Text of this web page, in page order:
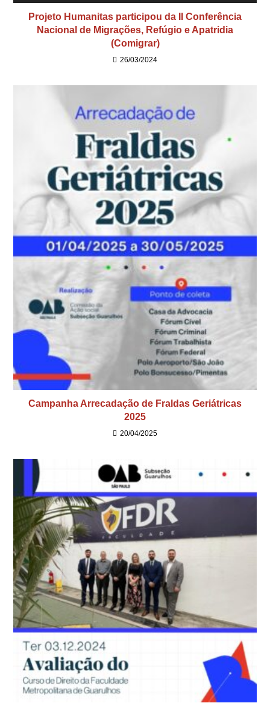
Projeto Humanitas participou da II Conferência
Nacional de Migrações, Refúgio e Apatridia
(Comigrar)
26/03/2024
Campanha Arrecadação de Fraldas Geriátricas
2025
20/04/2025